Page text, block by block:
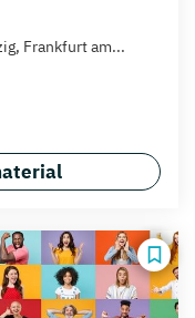
Frankfurt am...